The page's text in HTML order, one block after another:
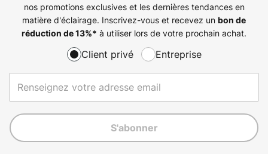
nos promotions exclusives et les dernières tendances en
matière d'éclairage. Inscrivez-vous et recevez un bon de
réduction de13%* à utiliser lors de votre prochain achat.
Client privé Entreprise
S'abonner